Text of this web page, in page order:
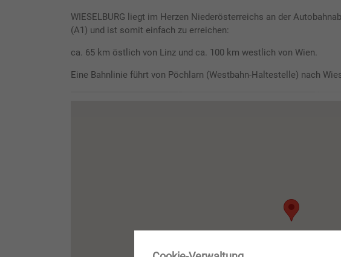
WIESELBURG liegt im Herzen Niederösterreichs an der
(A1) und ist somit einfach zu erreichen:
ca. 65 km östlich von Linz und ca. 100 km westlich von Wien.
Eine Bahnlinie führt von Pöchlarn (Westbahn-Haltestelle) nach